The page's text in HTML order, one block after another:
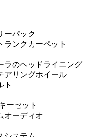
ーパック
ランクカーペット
ラのヘッドライニング
アリングホイール
ト
ーセット
オーディオ